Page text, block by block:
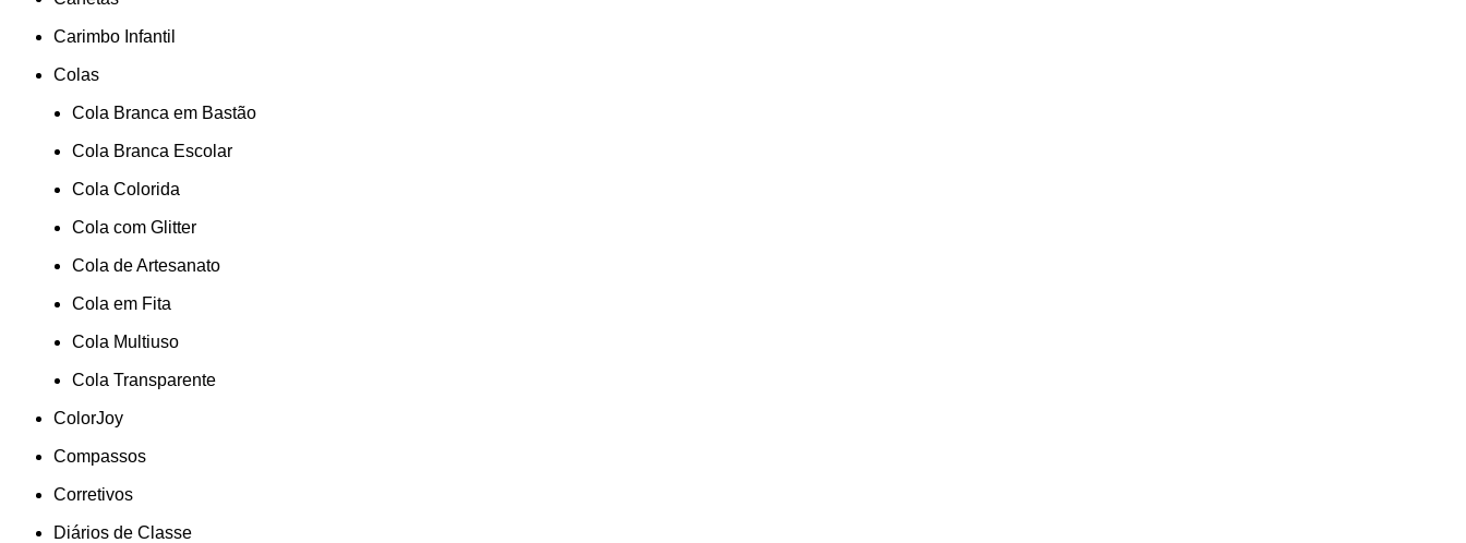
Carimbo Infantil
Colas
Cola Branca em Bastão
Cola Branca Escolar
Cola Colorida
Cola com Glitter
Cola de Artesanato
Cola em Fita
Cola Multiuso
Cola Transparente
ColorJoy
Compassos
Corretivos
Diários de Classe